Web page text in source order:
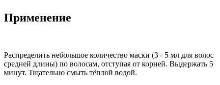
Применение
Распределить небольшое количество маски (3 - 5 мл для волос
средней длины) по волосам, отступая от корней. Выдержать 5
минут. Тщательно смыть тёплой водой.